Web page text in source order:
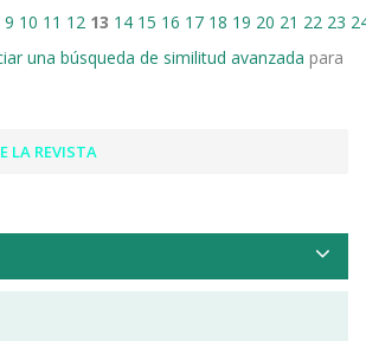
9 10 11 12 13 14 15 16 17 18 19 20 21 22 23
una búsqueda de similitud avanzada para
LA REVISTA